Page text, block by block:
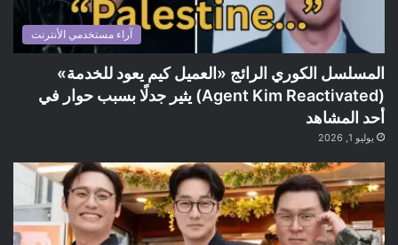
آراء مستخدمي الأنترنت
المسلسل الكوري الرائج «العميل كيم يعود للخدمة»
(Agent Kim Reactivated) يثير جدلًا بسبب حوار في
أحد المشاهد
يوليو 1, 2026